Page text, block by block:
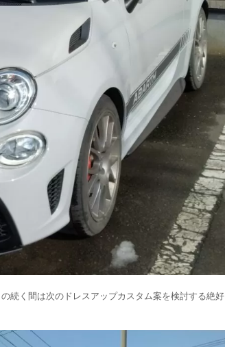
続く間は次のドレスアップカスタム案を検討する絶好